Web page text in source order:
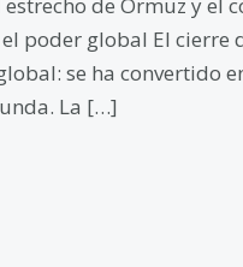
de Ormuz y el
poder global El cierre
se ha convertido
La […]